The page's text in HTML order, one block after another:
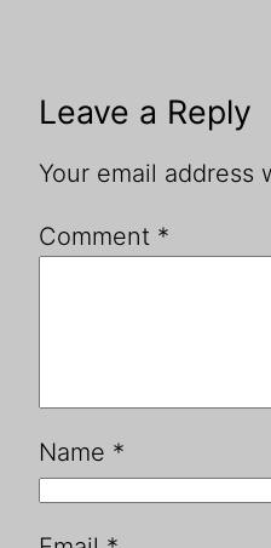
Leave a Reply
Your email address
Comment *
Name *